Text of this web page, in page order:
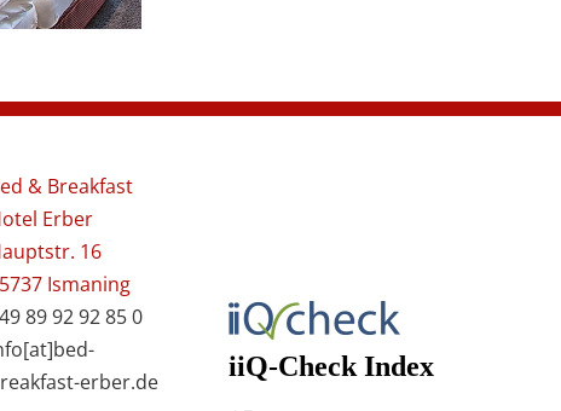
& Breakfast
Erber
16
Ismaning
89 92 92 85 0
erber.de